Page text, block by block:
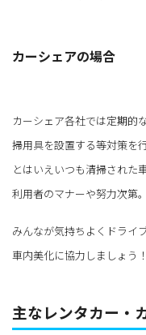
カーシェアの場合
カーシェア各社では定期的
掃用具を設置する等対策を
とはいえいつも清掃された
利用者のマナーや努力次第。
みんなが気持ちよくドライ
車内美化に協力しましょう！
主なレンタカー・